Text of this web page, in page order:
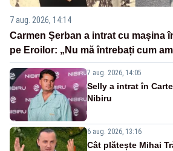
7 aug. 2026, 14:14
Carmen Șerban a intrat cu mașina
pe Eroilor: „Nu mă întrebați cum
7 aug. 2026, 14:05
Selly a intrat în
Nibiru
6 aug. 2026, 13:16
Cât plătește Mihai